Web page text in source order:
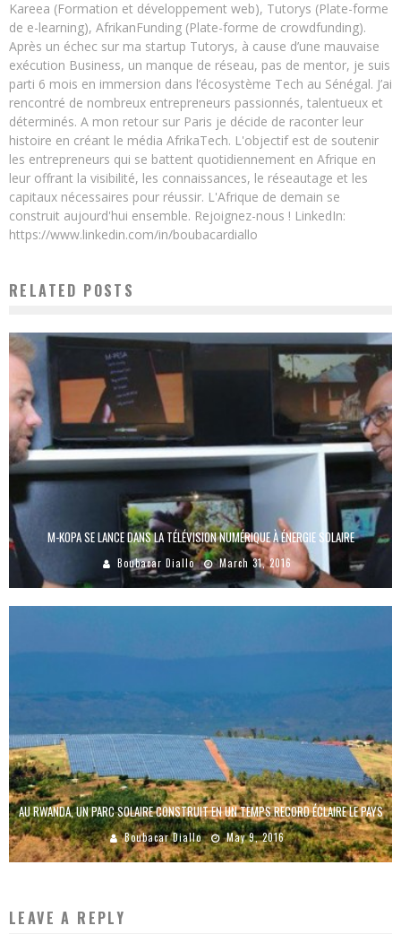
Kareea (Formation et développement web), Tutorys (Plate-forme
de e-learning), AfrikanFunding (Plate-forme de crowdfunding).
Après un échec sur ma startup Tutorys, à cause d’une mauvaise
exécution Business, un manque de réseau, pas de mentor, je suis
parti 6 mois en immersion dans l’écosystème Tech au Sénégal. J’ai
rencontré de nombreux entrepreneurs passionnés, talentueux et
déterminés. A mon retour sur Paris je décide de raconter leur
histoire en créant le média AfrikaTech. L'objectif est de soutenir
les entrepreneurs qui se battent quotidiennement en Afrique en
leur offrant la visibilité, les connaissances, le réseautage et les
capitaux nécessaires pour réussir. L'Afrique de demain se
construit aujourd'hui ensemble. Rejoignez-nous ! LinkedIn:
https://www.linkedin.com/in/boubacardiallo
RELATED POSTS
M-KOPA SE LANCE DANS LA TÉLÉVISION NUMÉRIQUE À ÉNERGIE SOLAIRE
Boubacar Diallo March 31, 2016
AU RWANDA, UN PARC SOLAIRE CONSTRUIT EN UN TEMPS RECORD ÉCLAIRE LE PAYS
Boubacar Diallo May 9, 2016
LEAVE A REPLY